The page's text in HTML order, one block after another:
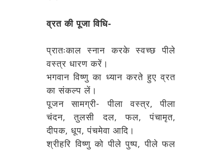
व्रत की पूजा विधि-
प्रातःकाल स्नान करके स्वच्छ पीले
वस्त्र धारण करें।
भगवान विष्णु का ध्यान करते हुए व्रत
का संकल्प लें।
पूजन सामग्री- पीला वस्त्र, पीला
चंदन, तुलसी दल, फल, पंचामृत,
दीपक, धूप, पंचमेवा आदि।
श्रीहरि विष्णु को पीले पुष्प, पीले फल